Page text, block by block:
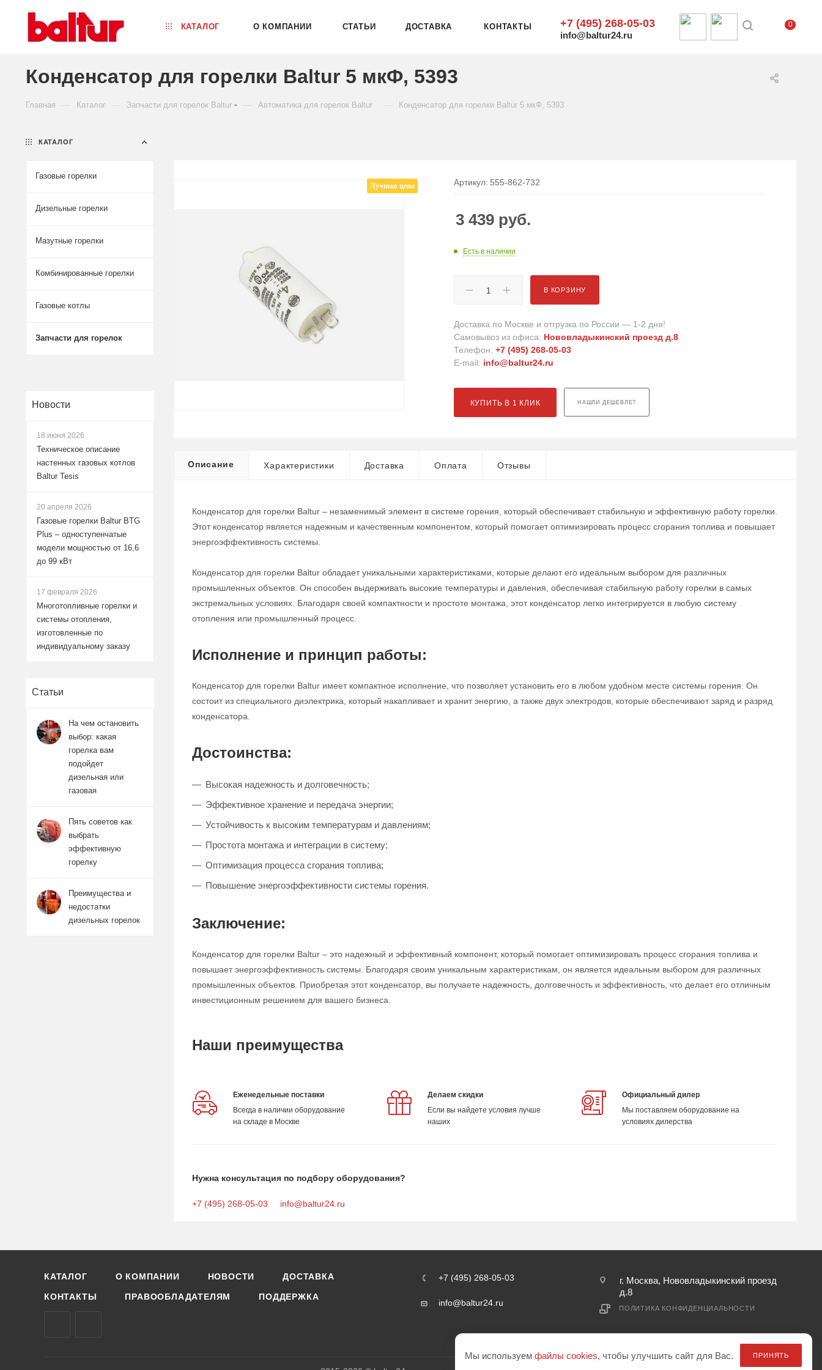
КАТАЛОГ О КОМПАНИИ СТАТЬИ ДОСТАВКА КОНТАКТЫ +7 (495) 268-05-03
info@baltur24.ru
0
Конденсатор для горелки Baltur 5 мкФ, 5393
Главная Каталог Запчасти для горелок Baltur Автоматика для горелок Baltur Конденсатор для горелки Baltur 5 мкФ, 5393
Лучшая цена Артикул: 555-862-732
3 439 руб.
Есть в наличии
В КОРЗИНУ
Доставка по Москве и отгрузка по России — 1-2 дня!
Самовывоз из офиса: Нововладыкинский проезд д.8
Телефон:+7 (495) 268-05-03
E-mail: info@baltur24.ru
КУПИТЬ В 1 КЛИК НАШЛИ ДЕШЕВЛЕ?
Описание Характеристики Доставка Оплата Отзывы
Конденсатор для горелки Baltur – незаменимый элемент в системе горения, который обеспечивает стабильную и эффективную работу горелки.
Этот конденсатор является надежным и качественным компонентом, который помогает оптимизировать процесс сгорания топлива и повышает
энергоэффективность системы.
Конденсатор для горелки Baltur обладает уникальными характеристиками, которые делают его идеальным выбором для различных
промышленных объектов. Он способен выдерживать высокие температуры и давления, обеспечивая стабильную работу горелки в самых
экстремальных условиях. Благодаря своей компактности и простоте монтажа, этот конденсатор легко интегрируется в любую систему
отопления или промышленный процесс.
Исполнение и принцип работы:
Конденсатор для горелки Baltur имеет компактное исполнение, что позволяет установить его в любом удобном месте системы горения. Он
состоит из специального диэлектрика, который накапливает и хранит энергию, а также двух электродов, которые обеспечивают заряд и разряд
конденсатора.
Достоинства:
Высокая надежность и долговечность;
Эффективное хранение и передача энергии;
Устойчивость к высоким температурам и давлениям;
Простота монтажа и интеграции в систему;
Оптимизация процесса сгорания топлива;
Повышение энергоэффективности системы горения.
Заключение:
Конденсатор для горелки Baltur – это надежный и эффективный компонент, который помогает оптимизировать процесс сгорания топлива и
повышает энергоэффективность системы. Благодаря своим уникальным характеристикам, он является идеальным выбором для различных
промышленных объектов. Приобретая этот конденсатор, вы получаете надежность, долговечность и эффективность, что делает его отличным
инвестиционным решением для вашего бизнеса.
Наши преимущества
Еженедельные поставки
Всегда в наличии оборудование
на складе в Москве
Делаем скидки
Если вы найдете условия лучше
наших
Официальный дилер
Мы поставляем оборудование на
условиях дилерства
Нужна консультация по подбору оборудования?
+7 (495) 268-05-03 info@baltur24.ru
КАТАЛОГ
Газовые горелки
Дизельные горелки
Мазутные горелки
Комбинированные горелки
Газовые котлы
Запчасти для горелок
Новости
18 июня 2026
Техническое описание
настенных газовых котлов
Baltur Tesis
20 апреля 2026
Газовые горелки Baltur BTG
Plus – одноступенчатые
модели мощностью от 16,6
до 99 кВт
17 февраля 2026
Многотопливные горелки и
системы отопления,
изготовленные по
индивидуальному заказу
Статьи
На чем остановить
выбор: какая
горелка вам
подойдет
дизельная или
газовая
Пять советов как
выбрать
эффективную
горелку
Преимущества и
недостатки
дизельных горелок
КАТАЛОГ О КОМПАНИИ НОВОСТИ ДОСТАВКА
КОНТАКТЫ ПРАВООБЛАДАТЕЛЯМ ПОДДЕРЖКА
+7 (495) 268-05-03
info@baltur24.ru
г. Москва, Нововладыкинский проезд
д.8
ПОЛИТИКА КОНФИДЕНЦИАЛЬНОСТИ
Мы используемфайлы cookies, чтобы улучшить сайт для Вас. ПРИНЯТЬ